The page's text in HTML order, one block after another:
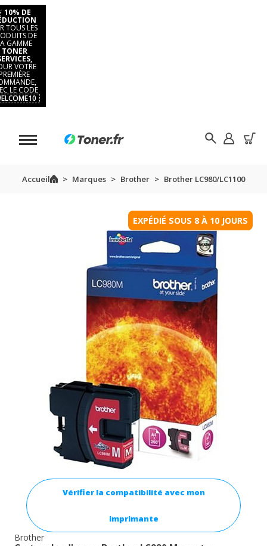
10% DE
TOUS LES
DE
GAMME
TONER
VOTRE
LE CODE
Accueil Marques Brother Brother LC980/LC1100
EXPÉDIÉ SOUS 8 À 10 JOURS
Vérifier la compatibilité avec mon
imprimante
Brother